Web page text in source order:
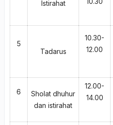
Istirahat
5
Tadarus
10.30-
12.00
6
Sholat dhuhur
dan istirahat
12.00-
14.00